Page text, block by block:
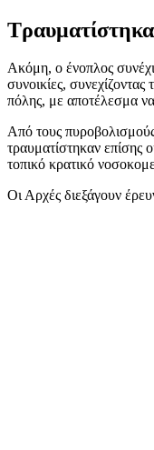
Ακόμη, ο ένοπλος
συνοικίες, συνεχίζοντας
πόλης, με αποτέλεσμα
Από τους
τραυματίστηκαν επίσης
τοπικό κρατικό
Οι Αρχές διεξάγουν